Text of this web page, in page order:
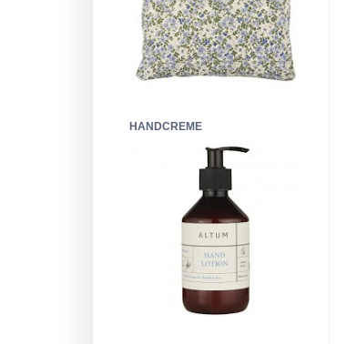
HANDCREME